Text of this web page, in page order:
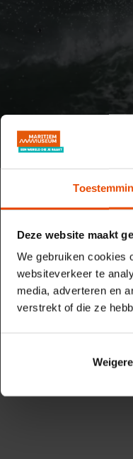
Deze website maakt
We gebruiken cookies
websiteverkeer te
media, adverteren en
verstrekt of die ze